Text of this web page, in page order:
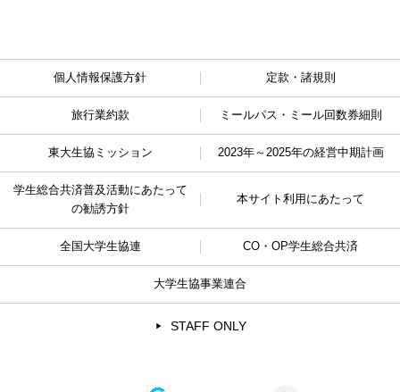
個人情報保護方針 定款・諸規則
旅行業約款 ミールパス・ミール回数券細則
東大生協ミッション 2023年～2025年の経営中期計画
学生総合共済普及活動にあたって
の勧誘方針
本サイト利用にあたって
全国大学生協連 CO・OP学生総合共済
大学生協事業連合
STAFF ONLY